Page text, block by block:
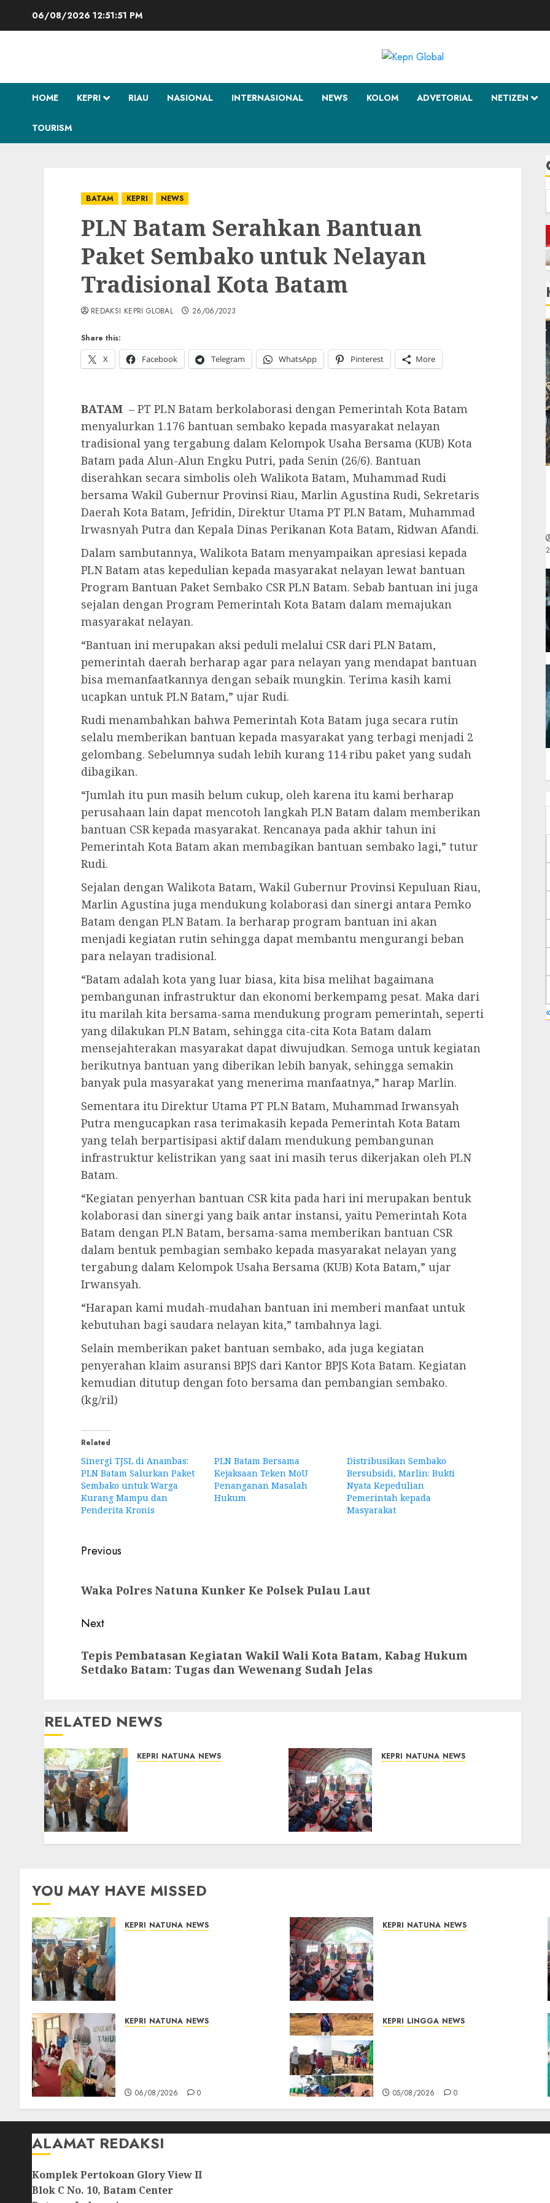
06/08/2026 12:51:52 PM
HOME KEPRI RIAU NASIONAL INTERNASIONAL NEWS KOLOM ADVETORIAL NETIZEN
TOURISM
BATAM KEPRI NEWS
PLN Batam Serahkan Bantuan
Paket Sembako untuk Nelayan
Tradisional Kota Batam
Share this:
X
Facebook Telegram WhatsApp Pinterest More
REDAKSI KEPRI GLOBAL 26/06/2023
BATAM – PT PLN Batam berkolaborasi dengan Pemerintah Kota Batam
menyalurkan 1.176 bantuan sembako kepada masyarakat nelayan
tradisional yang tergabung dalam Kelompok Usaha Bersama (KUB) Kota
Batam pada Alun-Alun Engku Putri, pada Senin (26/6). Bantuan
diserahkan secara simbolis oleh Walikota Batam, Muhammad Rudi
bersama Wakil Gubernur Provinsi Riau, Marlin Agustina Rudi, Sekretaris
Daerah Kota Batam, Jefridin, Direktur Utama PT PLN Batam, Muhammad
Irwasnyah Putra dan Kepala Dinas Perikanan Kota Batam, Ridwan Afandi.
Dalam sambutannya, Walikota Batam menyampaikan apresiasi kepada
PLN Batam atas kepedulian kepada masyarakat nelayan lewat bantuan
Program Bantuan Paket Sembako CSR PLN Batam. Sebab bantuan ini juga
sejalan dengan Program Pemerintah Kota Batam dalam memajukan
masyarakat nelayan.
“Bantuan ini merupakan aksi peduli melalui CSR dari PLN Batam,
pemerintah daerah berharap agar para nelayan yang mendapat bantuan
bisa memanfaatkannya dengan sebaik mungkin. Terima kasih kami
ucapkan untuk PLN Batam,” ujar Rudi.
Rudi menambahkan bahwa Pemerintah Kota Batam juga secara rutin
selalu memberikan bantuan kepada masyarakat yang terbagi menjadi 2
gelombang. Sebelumnya sudah lebih kurang 114 ribu paket yang sudah
dibagikan.
“Jumlah itu pun masih belum cukup, oleh karena itu kami berharap
perusahaan lain dapat mencotoh langkah PLN Batam dalam memberikan
bantuan CSR kepada masyarakat. Rencanaya pada akhir tahun ini
Pemerintah Kota Batam akan membagikan bantuan sembako lagi,” tutur
Rudi.
Sejalan dengan Walikota Batam, Wakil Gubernur Provinsi Kepuluan Riau,
Marlin Agustina juga mendukung kolaborasi dan sinergi antara Pemko
Batam dengan PLN Batam. Ia berharap program bantuan ini akan
menjadi kegiatan rutin sehingga dapat membantu mengurangi beban
para nelayan tradisional.
“Batam adalah kota yang luar biasa, kita bisa melihat bagaimana
pembangunan infrastruktur dan ekonomi berkempamg pesat. Maka dari
itu marilah kita bersama-sama mendukung program pemerintah, seperti
yang dilakukan PLN Batam, sehingga cita-cita Kota Batam dalam
mensejahterakan masyarakat dapat diwujudkan. Semoga untuk kegiatan
berikutnya bantuan yang diberikan lebih banyak, sehingga semakin
banyak pula masyarakat yang menerima manfaatnya,” harap Marlin.
Sementara itu Direktur Utama PT PLN Batam, Muhammad Irwansyah
Putra mengucapkan rasa terimakasih kepada Pemerintah Kota Batam
yang telah berpartisipasi aktif dalam mendukung pembangunan
infrastruktur kelistrikan yang saat ini masih terus dikerjakan oleh PLN
Batam.
“Kegiatan penyerhan bantuan CSR kita pada hari ini merupakan bentuk
kolaborasi dan sinergi yang baik antar instansi, yaitu Pemerintah Kota
Batam dengan PLN Batam, bersama-sama memberikan bantuan CSR
dalam bentuk pembagian sembako kepada masyarakat nelayan yang
tergabung dalam Kelompok Usaha Bersama (KUB) Kota Batam,” ujar
Irwansyah.
“Harapan kami mudah-mudahan bantuan ini memberi manfaat untuk
kebutuhan bagi saudara nelayan kita,” tambahnya lagi.
Selain memberikan paket bantuan sembako, ada juga kegiatan
penyerahan klaim asuransi BPJS dari Kantor BPJS Kota Batam. Kegiatan
kemudian ditutup dengan foto bersama dan pembangian sembako.
(kg/ril)
Related
Sinergi TJSL di Anambas:
PLN Batam Salurkan Paket
Sembako untuk Warga
Kurang Mampu dan
Penderita Kronis
PLN Batam Bersama
Kejaksaan Teken MoU
Penanganan Masalah
Hukum
Distribusikan Sembako
Bersubsidi, Marlin: Bukti
Nyata Kepedulian
Pemerintah kepada
Masyarakat
Post
Previous
post:
Waka Polres Natuna Kunker Ke Polsek Pulau Laut
Next
post:
Tepis Pembatasan Kegiatan Wakil Wali Kota Batam, Kabag Hukum
Setdako Batam: Tugas dan Wewenang Sudah Jelas
RELATED NEWS
KEPRI NATUNA NEWS KEPRI NATUNA NEWS
06/08/2026 0
YOU MAY HAVE MISSED
KEPRI NATUNA NEWS KEPRI NATUNA NEWS
KEPRI NATUNA NEWS
06/08/2026 0
KEPRI LINGGA NEWS
05/08/2026 0
ALAMAT REDAKSI
Komplek Pertokoan Glory View II
Blok C No. 10, Batam Center